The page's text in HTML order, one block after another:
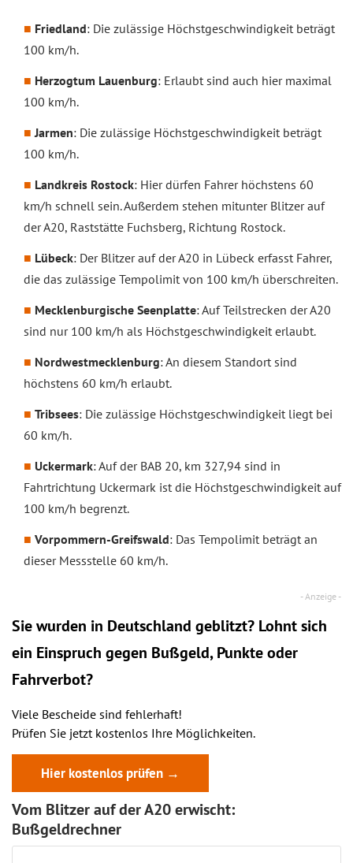
Friedland: Die zulässige Höchstgeschwindigkeit beträgt
100 km/h.
Herzogtum Lauenburg: Erlaubt sind auch hier maximal
100 km/h.
Jarmen: Die zulässige Höchstgeschwindigkeit beträgt
100 km/h.
Landkreis Rostock: Hier dürfen Fahrer höchstens 60
km/h schnell sein. Außerdem stehen mitunter Blitzer auf
der A20, Raststätte Fuchsberg, Richtung Rostock.
Lübeck: Der Blitzer auf der A20 in Lübeck erfasst Fahrer,
die das zulässige Tempolimit von 100 km/h überschreiten.
Mecklenburgische Seenplatte: Auf Teilstrecken der A20
sind nur 100 km/h als Höchstgeschwindigkeit erlaubt.
Nordwestmecklenburg: An diesem Standort sind
höchstens 60 km/h erlaubt.
Tribsees: Die zulässige Höchstgeschwindigkeit liegt bei
60 km/h.
Uckermark: Auf der BAB 20, km 327,94 sind in
Fahrtrichtung Uckermark ist die Höchstgeschwindigkeit auf
100 km/h begrenzt.
Vorpommern-Greifswald: Das Tempolimit beträgt an
dieser Messstelle 60 km/h.
Sie wurden in Deutschland geblitzt? Lohnt sich
ein Einspruch gegen Bußgeld, Punkte oder
Fahrverbot?
Viele Bescheide sind fehlerhaft!
Prüfen Sie jetzt kostenlos Ihre Möglichkeiten.
Hier kostenlos prüfen →
Vom Blitzer auf der A20 erwischt:
Bußgeldrechner